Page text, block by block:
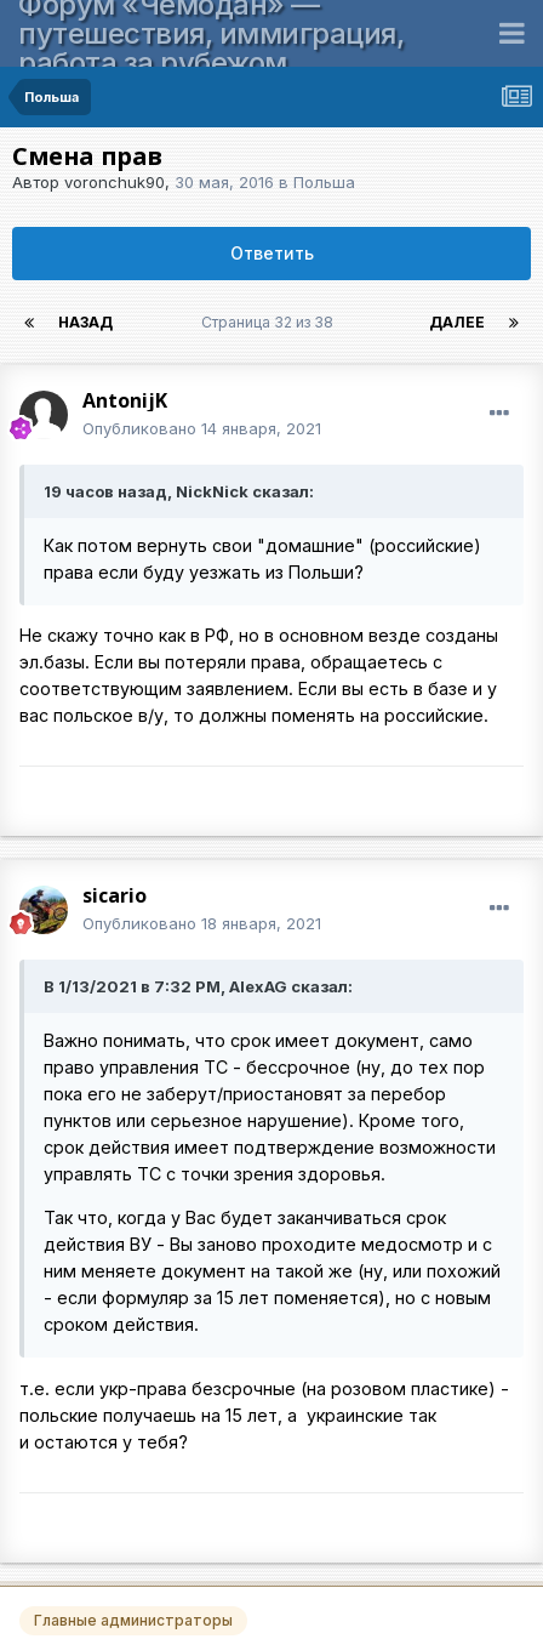
путешествия, иммиграция,
работа за рубежом
Польша
Смена прав
Автор voronchuk90, 30 мая, 2016 в Польша
Ответить
НАЗАД ДАЛЕЕ
Страница 32 из 38
AntonijK
Опубликовано 14 января, 2021
19 часов назад, NickNick сказал:
Как потом вернуть свои "домашние" (российские)
права если буду уезжать из Польши?
Не скажу точно как в РФ, но в основном везде созданы
эл.базы. Если вы потеряли права, обращаетесь с
соответствующим заявлением. Если вы есть в базе и у
вас польское в/у, то должны поменять на российские.
sicario
Опубликовано 18 января, 2021
В 1/13/2021 в 7:32 PM, AlexAG сказал:
Важно понимать, что срок имеет документ, само
право управления ТС - бессрочное (ну, до тех пор
пока его не заберут/приостановят за перебор
пунктов или серьезное нарушение). Кроме того,
срок действия имеет подтверждение возможности
управлять ТС с точки зрения здоровья.
Так что, когда у Вас будет заканчиваться срок
действия ВУ - Вы заново проходите медосмотр и с
ним меняете документ на такой же (ну, или похожий
- если формуляр за 15 лет поменяется), но с новым
сроком действия.
т.е. если укр-права безсрочные (на розовом пластике) -
польские получаешь на 15 лет, а украинские так
и остаются у тебя?
Главные администраторы